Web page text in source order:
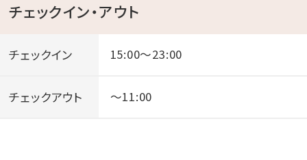
チェックイン・アウト
チェックイン 15:00～23:00
チェックアウト ～11:00